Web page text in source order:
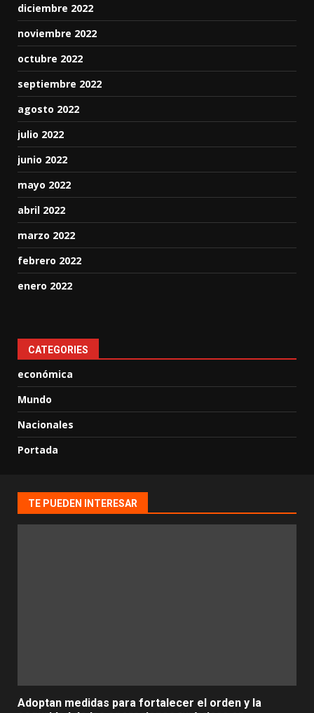
diciembre 2022
noviembre 2022
octubre 2022
septiembre 2022
agosto 2022
julio 2022
junio 2022
mayo 2022
abril 2022
marzo 2022
febrero 2022
enero 2022
CATEGORIES
económica
Mundo
Nacionales
Portada
TE PUEDEN INTERESAR
Adoptan medidas para fortalecer el orden y la